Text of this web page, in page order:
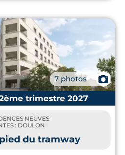
7 photos
📷
trimestre 2027
NEUVES
: DOULON
du tramway